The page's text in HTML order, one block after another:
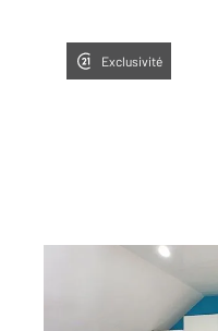
Exclusivité
, 3 pièces